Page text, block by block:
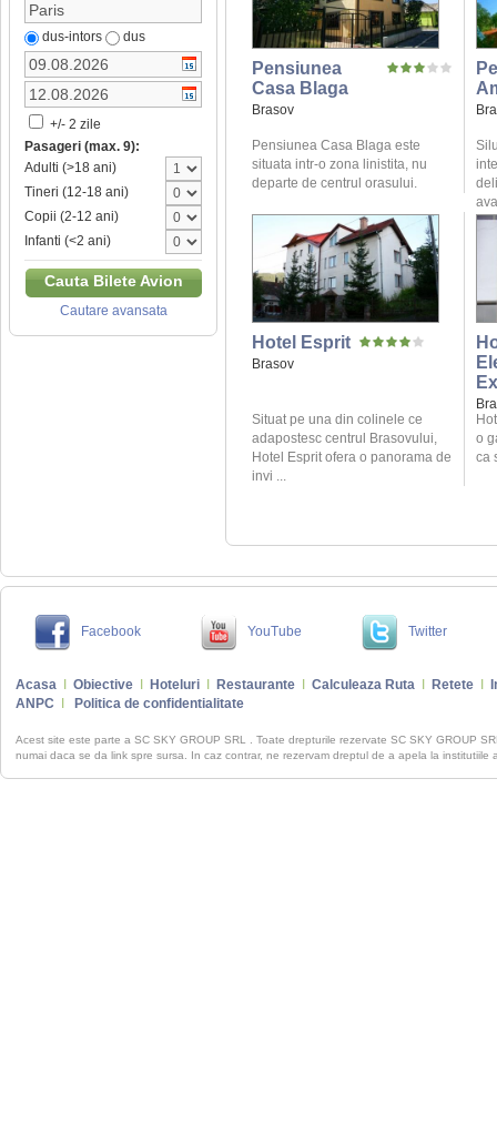
dus-intors dus
+/- 2 zile
Pasageri (max. 9):
Adulti (>18 ani)
Tineri (12-18 ani)
Copii (2-12 ani)
Infanti (<2 ani)
Cauta Bilete Avion
Cautare avansata
Pensiunea
Casa Blaga
Brasov
Pensiunea Casa Blaga este
situata intr-o zona linistita, nu
departe de centrul orasului.
Hotel Esprit
Brasov
Situat pe una din colinele ce
adapostesc centrul Brasovului,
Hotel Esprit ofera o panorama de
invi ...
o
ca
Facebook YouTube Twitter
Acasa Obiective Hoteluri Restaurante Calculeaza Ruta Retete
ANPC
Politica de confidentialitate
Acest site este parte a SC SKY GROUP SRL . Toate drepturile rezervate SC SKY GROUP
numai daca se da link spre sursa. In caz contrar, ne rezervam dreptul de a apela la institutiile